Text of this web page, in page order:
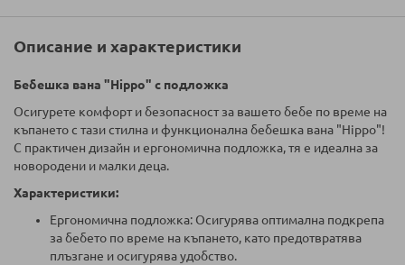
Описание и характеристики
Бебешка вана "Hippo" с подложка
Осигурете комфорт и безопасност за вашето бебе по време на
къпането с тази стилна и функционална бебешка вана "Hippo"!
С практичен дизайн и ергономична подложка, тя е идеална за
новородени и малки деца.
Характеристики:
Ергономична подложка: Осигурява оптимална подкрепа
за бебето по време на къпането, като предотвратява
плъзгане и осигурява удобство.